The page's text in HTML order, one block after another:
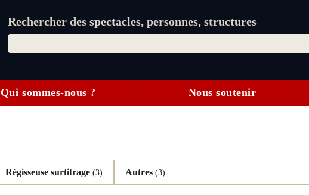
Rechercher des spectacles, personnes, structures
Qui sommes-nous ? Nous soutenir
Régisseuse surtitrage(3) Autres (3)